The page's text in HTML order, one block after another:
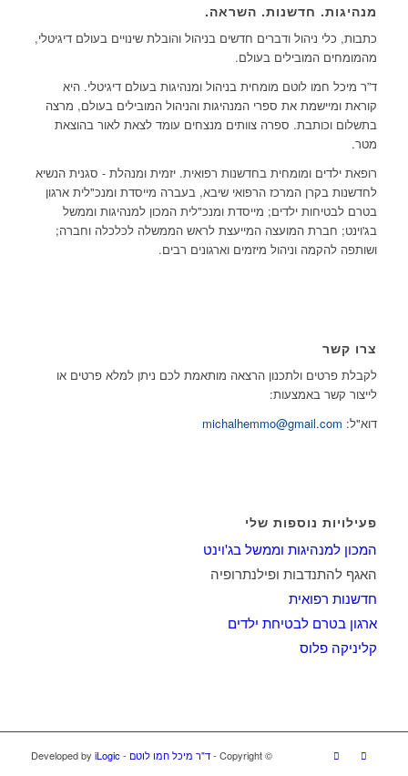
מנהיגות. חדשנות. השראה.
כתבות, כלי ניהול ודברים חדשים בניהול והובלת שינויים בעולם דיגיטלי,
מהמומחים המובילים בעולם.
ד”ר מיכל חמו לוטם מומחית בניהול ומנהיגות בעולם דיגיטלי. היא
קוראת ומיישמת את ספרי המנהיגות והניהול המובילים בעולם, מרצה
בתשלום וכותבת. ספרה צוותים מנצחים עומד לצאת לאור בהוצאת
מטר.
רופאת ילדים ומומחית בחדשנות רפואית. יזמית ומנהלת - סגנית הנשיא
לחדשנות בקרן המרכז הרפואי שיבא, בעברה מייסדת ומנכ"לית ארגון
בטרם לבטיחות ילדים; מייסדת ומנכ"לית המכון למנהיגות וממשל
בג'וינט; חברת המועצה המייעצת לראש הממשלה לכלכלה וחברה;
ושותפה להקמה וניהול מיזמים וארגונים רבים.
צרו קשר
לקבלת פרטים ולתכנון הרצאה מותאמת לכם ניתן למלא פרטים או
לייצור קשר באמצעות:
דוא"ל: michalhemmo@gmail.com
פעילויות נוספות שלי
המכון למנהיגות וממשל בג'וינט
האגף להתנדבות ופילנתרופיה
חדשנות רפואית
ארגון בטרם לבטיחת ילדים
קליניקה פלוס
© ‫Copyright - ד"ר מיכל חמו לוטם - Developed by
iLogic